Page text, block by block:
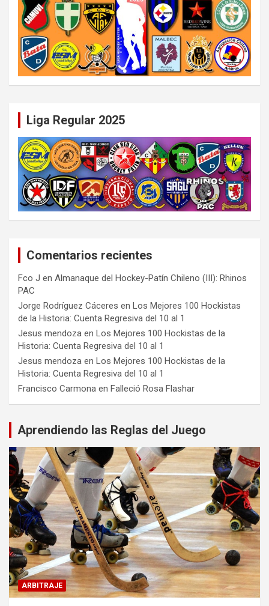
Liga Regular 2025
Comentarios recientes
Fco J en Almanaque del Hockey-Patín Chileno (III): Rhinos
PAC
Jorge Rodríguez Cáceres en Los Mejores 100 Hockistas
de la Historia: Cuenta Regresiva del 10 al 1
Jesus mendoza en Los Mejores 100 Hockistas de la
Historia: Cuenta Regresiva del 10 al 1
Jesus mendoza en Los Mejores 100 Hockistas de la
Historia: Cuenta Regresiva del 10 al 1
Francisco Carmona en Falleció Rosa Flashar
Aprendiendo las Reglas del Juego
ARBITRAJE